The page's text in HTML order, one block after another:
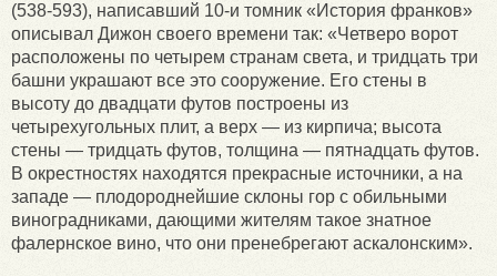
(538-593), написавший 10-и томник «История франков»
описывал Дижон своего времени так: «Четверо ворот
расположены по четырем странам света, и тридцать три
башни украшают все это сооружение. Его стены в
высоту до двадцати футов построены из
четырехугольных плит, а верх — из кирпича; высота
стены — тридцать футов, толщина — пятнадцать футов.
В окрестностях находятся прекрасные источники, а на
западе — плодороднейшие склоны гор с обильными
виноградниками, дающими жителям такое знатное
фалернское вино, что они пренебрегают аскалонским».